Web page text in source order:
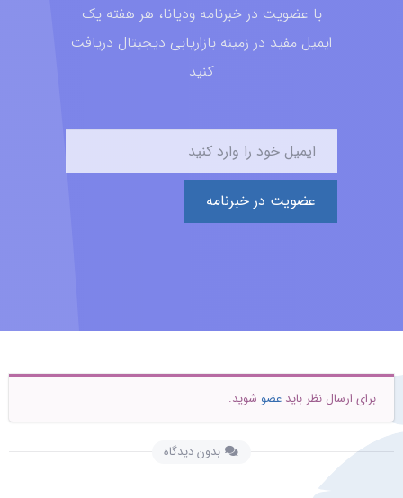
با عضویت در خبرنامه ودیانا، هر هفته یک
ایمیل مفید در زمینه بازاریابی دیجیتال دریافت
کنید
عضویت در خبرنامه
برای ارسال نظر باید عضو شوید.
بدون دیدگاه